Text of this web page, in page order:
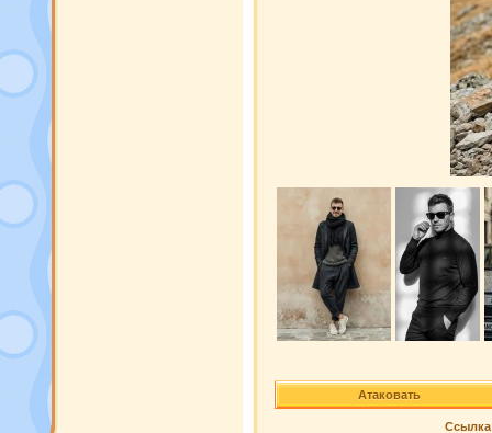
Атаковать
Ссылка